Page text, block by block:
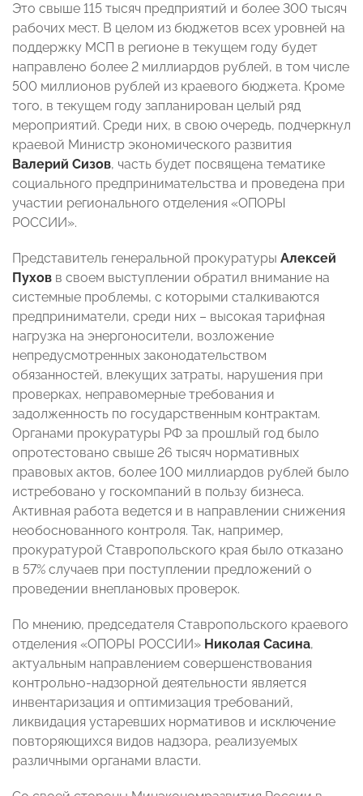
Это свыше 115 тысяч предприятий и более 300 тысяч
рабочих мест. В целом из бюджетов всех уровней на
поддержку МСП в регионе в текущем году будет
направлено более 2 миллиардов рублей, в том числе
500 миллионов рублей из краевого бюджета. Кроме
того, в текущем году запланирован целый ряд
мероприятий. Среди них, в свою очередь, подчеркнул
краевой Министр экономического развития
Валерий Сизов, часть будет посвящена тематике
социального предпринимательства и проведена при
участии регионального отделения «ОПОРЫ
РОССИИ».
Представитель генеральной прокуратуры Алексей
Пухов в своем выступлении обратил внимание на
системные проблемы, с которыми сталкиваются
предприниматели, среди них – высокая тарифная
нагрузка на энергоносители, возложение
непредусмотренных законодательством
обязанностей, влекущих затраты, нарушения при
проверках, неправомерные требования и
задолженность по государственным контрактам.
Органами прокуратуры РФ за прошлый год было
опротестовано свыше 26 тысяч нормативных
правовых актов, более 100 миллиардов рублей было
истребовано у госкомпаний в пользу бизнеса.
Активная работа ведется и в направлении снижения
необоснованного контроля. Так, например,
прокуратурой Ставропольского края было отказано
в 57% случаев при поступлении предложений о
проведении внеплановых проверок.
По мнению, председателя Ставропольского краевого
отделения «ОПОРЫ РОССИИ» Николая Сасина,
актуальным направлением совершенствования
контрольно-надзорной деятельности является
инвентаризация и оптимизация требований,
ликвидация устаревших нормативов и исключение
повторяющихся видов надзора, реализуемых
различными органами власти.